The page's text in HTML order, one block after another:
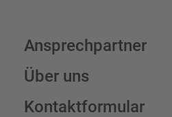
Ansprechpartner
Über uns
Kontaktformular